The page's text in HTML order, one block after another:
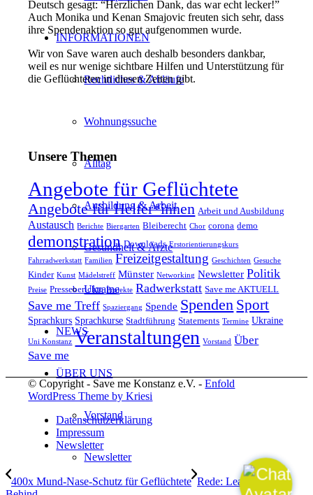
INFORMATIONEN
Rechtliches & Abläufe
Wohnungssuche
Alltag
Ausbildung & Arbeit
Gesundheit & Ärzte
Ukraine
NEWS
ÜBER UNS
Vorstand
Newsletter
Deutsch gesagt: “Herzlichen Dank, das war echt lecker!”
Auch Monika und Kenan Smajovic freuten sich sehr, dass
ihre Spendenaktion so gut aufgenommen wurde.
Wir von Save waren auch deshalb besonders dankbar,
weil es nur wenige sichtbare Hilfen und Unterstützung für
die Geflüchteten in diesen Zeiten gibt.
Unsere Themen
Angebote für Geflüchtete
Angebote für Helfer*innen Arbeit und Ausbildung
Austausch Berichte Biergarten Bleiberecht Chor corona demo
demonstration Downloads Erstorientierungskurs
Fahrradwerkstatt Familien Freizeitgestaltung Geschichten Gesuche
Kinder Kunst Mädelstreff Münster Networking Newsletter Politik
Preise Presseberichte Projekte Radwerkstatt Save me AKTUELL
Save me Treff Spaziergang Spende Spenden Sport
Sprachkurs Sprachkurse Stadtführung Statements Termine Ukraine
Uni Konstanz Veranstaltungen Vorstand Über
Save me
© Copyright - Save me Konstanz e.V. -Enfold
WordPress Theme by Kriesi
Datenschutzerklärung
Impressum
Newsletter
400x Mund-Nase-Schutz für Geflüchtete Rede: Leave No One